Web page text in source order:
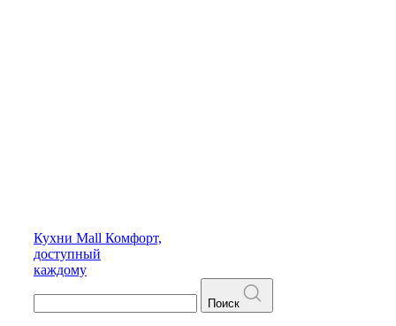
Кухни Mall Комфорт,
доступный
каждому
Поиск